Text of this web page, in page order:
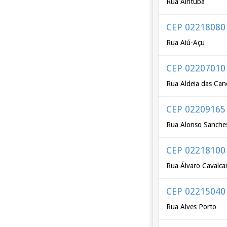
CEP 02218080
Rua Aiú-Açu
CEP 02207010
Rua Aldeia das
CEP 02209165
Rua Alonso
CEP 02218100
Rua Álvaro
CEP 02215040
Rua Alves Porto